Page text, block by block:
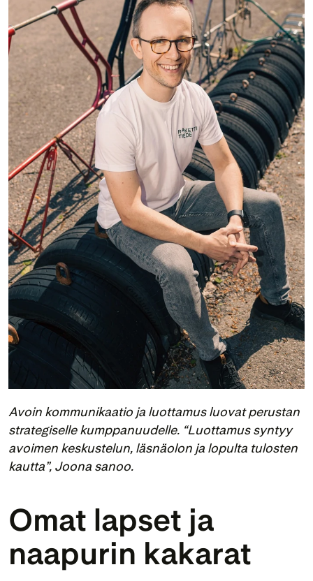
Avoin kommunikaatio ja luottamus luovat perustan
strategiselle kumppanuudelle. “Luottamus syntyy
avoimen keskustelun, läsnäolon ja lopulta tulosten
kautta”, Joona sanoo.
Omat lapset ja
naapurin kakarat